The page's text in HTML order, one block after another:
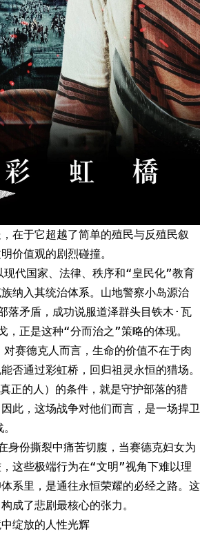
，在于它超越了简单的殖民与反殖民叙
价值观的剧烈碰撞。
现代国家、法律、秩序和“皇民化”教育
纳入其统治体系。山地警察小岛源治
落矛盾，成功说服道泽群头目铁木·瓦
正是这种“分而治之”策略的体现。
对赛德克人而言，生命的价值不在于肉
否通过彩虹桥，回归祖灵永恒的猎场。
正的人）的条件，就是守护部落的猎
此，这场战争对他们而言，是一场捍卫
身份撕裂中痛苦切腹，当赛德克妇女为
这些极端行为在“文明”视角下难以理
系里，是通往永恒荣耀的必经之路。这
成了悲剧最核心的张力。
绽放的人性光辉